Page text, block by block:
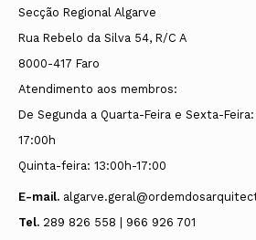
Secção Regional Algarve
Rua Rebelo da Silva 54, R/C A
8000-417 Faro
Atendimento aos membros:
De Segunda a Quarta-Feira e Sexta-
17:00h
Quinta-feira: 13:00h-17:00
E-mail.
Tel. 289 826 558 | 966 926 701